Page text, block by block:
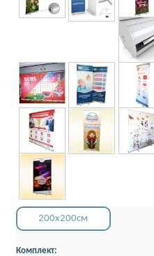
200x200см
Комплект: